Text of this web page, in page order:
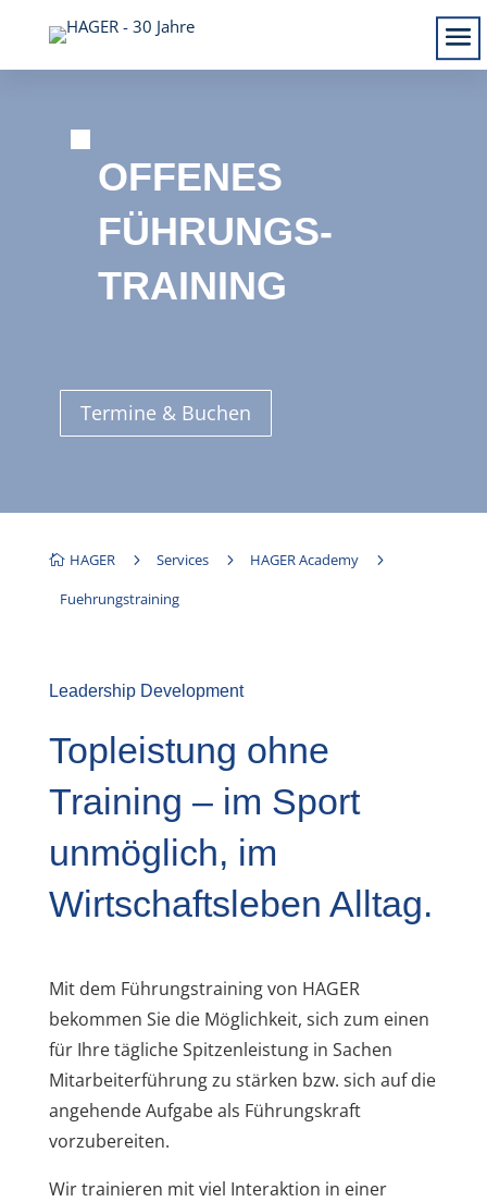
OFFENES
FÜHRUNGS-
TRAINING
Termine & Buchen
 HAGER 5 Services 5 HAGER Academy
5
Fuehrungstraining
Leadership Development
Topleistung ohne
Training – im Sport
unmöglich, im
Wirtschaftsleben Alltag.
Mit dem Führungstraining von HAGER
bekommen Sie die Möglichkeit, sich zum einen
für Ihre tägliche Spitzenleistung in Sachen
Mitarbeiterführung zu stärken bzw. sich auf die
angehende Aufgabe als Führungskraft
vorzubereiten.
Wir trainieren mit viel Interaktion in einer